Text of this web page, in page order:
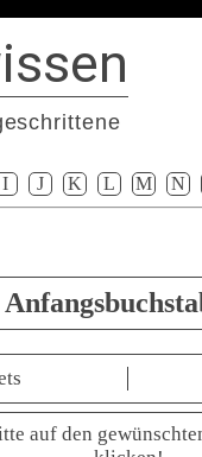
I J K L M N
auf den